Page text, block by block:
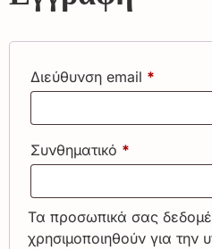
Διεύθυνση email *
Συνθηματικό *
Τα προσωπικά σας
χρησιμοποιηθούν για την